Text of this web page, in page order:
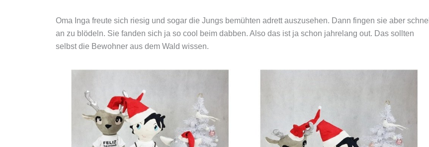
Oma Inga freute sich riesig und sogar die Jungs bemühten adrett auszusehen. Dann fingen sie aber schnell
an zu blödeln. Sie fanden sich ja so cool beim dabben. Also das ist ja schon jahrelang out. Das sollten
selbst die Bewohner aus dem Wald wissen.